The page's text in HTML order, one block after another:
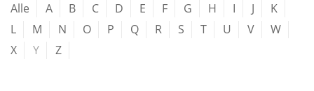
Alle A B C D E F G H I J
K
L
M N O P Q R S T U V
W
X
Y Z